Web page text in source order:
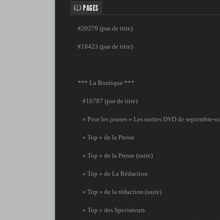
PAGES
#20279 (pas de titre)
#18423 (pas de titre)
*** La Boutique ***
#16787 (pas de titre)
« Pour les jeunes » Les sorties DVD de septembre-
« Top » de la Presse
« Top » de la Presse (suite)
« Top » de La Rédaction
« Top » de la rédaction (suite)
« Top » des Spectateurs